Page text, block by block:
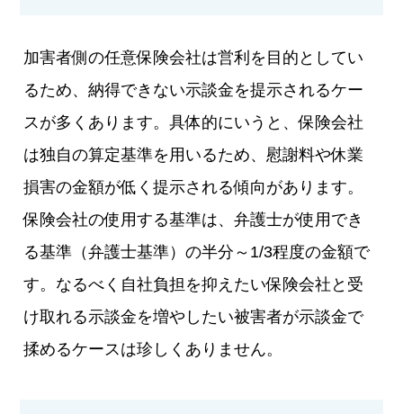
加害者側の任意保険会社は営利を目的としてい
るため、納得できない示談金を提示されるケー
スが多くあります。具体的にいうと、保険会社
は独自の算定基準を用いるため、慰謝料や休業
損害の金額が低く提示される傾向があります。
保険会社の使用する基準は、弁護士が使用でき
る基準（弁護士基準）の半分～1/3程度の金額で
す。なるべく自社負担を抑えたい保険会社と受
け取れる示談金を増やしたい被害者が示談金で
揉めるケースは珍しくありません。